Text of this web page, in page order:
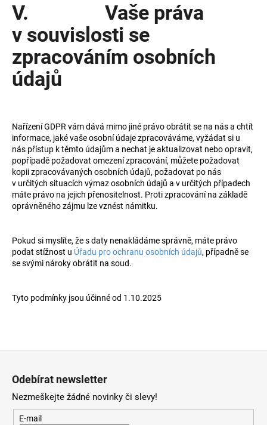
V. Vaše práva
v souvislosti se
zpracováním osobních
údajů
Nařízení GDPR vám dává mimo jiné právo obrátit se na nás a chtít
informace, jaké vaše osobní údaje zpracováváme, vyžádat si u
nás přístup k těmto údajům a nechat je aktualizovat nebo opravit,
popřípadě požadovat omezení zpracování, můžete požadovat
kopii zpracovávaných osobních údajů, požadovat po nás
v určitých situacích výmaz osobních údajů a v určitých případech
máte právo na jejich přenositelnost. Proti zpracování na základě
oprávněného zájmu lze vznést námitku.
Pokud si myslíte, že s daty nenakládáme správně, máte právo
podat stížnost u Úřadu pro ochranu osobních údajů, případně se
se svými nároky obrátit na soud.
Tyto podmínky jsou účinné od 1.10.2025
Odebírat newsletter
Nezmeškejte žádné novinky či slevy!
E-mail